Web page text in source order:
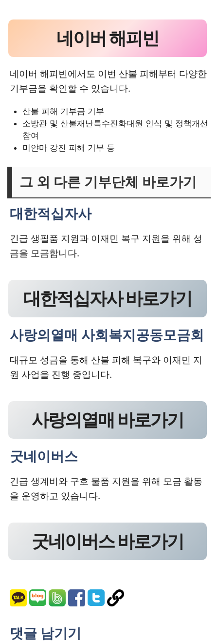
네이버 해피빈
네이버 해피빈에서도 이번 산불 피해부터 다양한
기부금을 확인할 수 있습니다.
산불 피해 기부금 기부
소방관 및 산불재난특수진화대원 인식 및 정책개선
참여
미얀마 강진 피해 기부 등
그 외 다른 기부단체 바로가기
대한적십자사
긴급 생필품 지원과 이재민 복구 지원을 위해 성
금을 모금합니다.
대한적십자사 바로가기
사랑의열매 사회복지공동모금회
대규모 성금을 통해 산불 피해 복구와 이재민 지
원 사업을 진행 중입니다.
사랑의열매 바로가기
굿네이버스
긴급 생계비와 구호 물품 지원을 위해 모금 활동
을 운영하고 있습니다.
굿네이버스 바로가기
댓글 남기기